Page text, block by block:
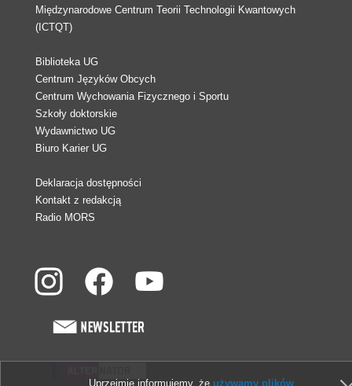
Międzynarodowe Centrum Teorii Technologii Kwantowych
(ICTQT)
Biblioteka UG
Centrum Języków Obcych
Centrum Wychowania Fizycznego i Sportu
Szkoły doktorskie
Wydawnictwo UG
Biuro Karier UG
Deklaracja dostępności
Kontakt z redakcją
Radio MORS
Uprzejmie informujemy, że używamy plików